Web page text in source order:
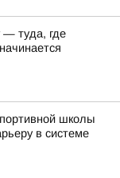
— туда, где
школы
в системе